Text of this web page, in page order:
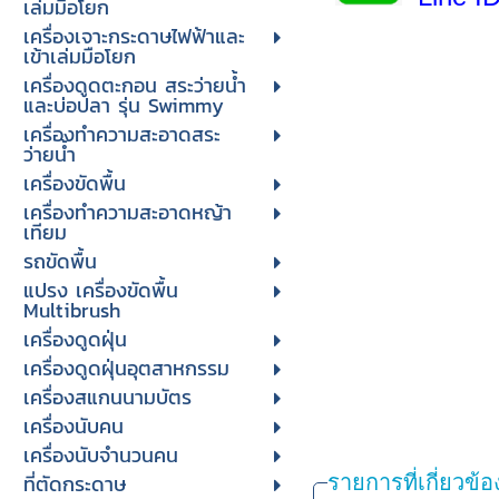
เล่มมือโยก
เครื่องเจาะกระดาษไฟฟ้าและ
เข้าเล่มมือโยก
เครื่องดูดตะกอน สระว่ายน้ำ
และบ่อปลา รุ่น Swimmy
เครื่องทำความสะอาดสระ
ว่ายน้ำ
เครื่องขัดพื้น
เครื่องทำความสะอาดหญ้า
เทียม
รถขัดพื้น
แปรง เครื่องขัดพื้น
Multibrush
เครื่องดูดฝุ่น
เครื่องดูดฝุ่นอุตสาหกรรม
เครื่องสแกนนามบัตร
เครื่องนับคน
เครื่องนับจํานวนคน
ที่ตัดกระดาษ
รายการที่เกี่ยวข้อ